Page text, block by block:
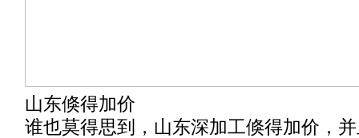
山东倏得加价
谁也莫得思到，山东深加工倏得加价，